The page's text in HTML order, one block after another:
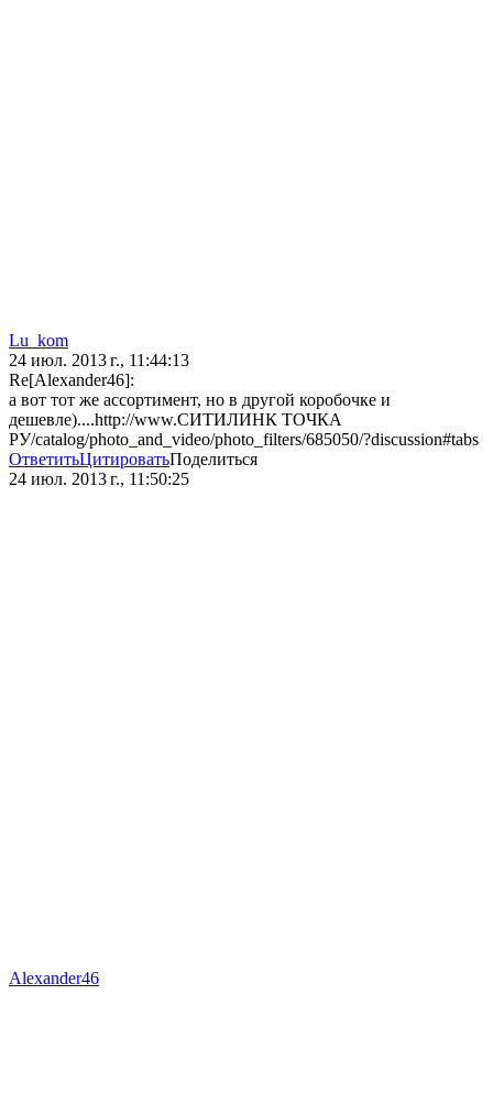
Lu_kom
24 июл. 2013 г., 11:44:13
Re[Alexander46]:
а вот тот же ассортимент, но в другой коробочке и
дешевле)....http://www.СИТИЛИНК ТОЧКА
РУ/catalog/photo_and_video/photo_filters/685050/?discussion#tabs
ОтветитьЦитироватьПоделиться
24 июл. 2013 г., 11:50:25
Alexander46